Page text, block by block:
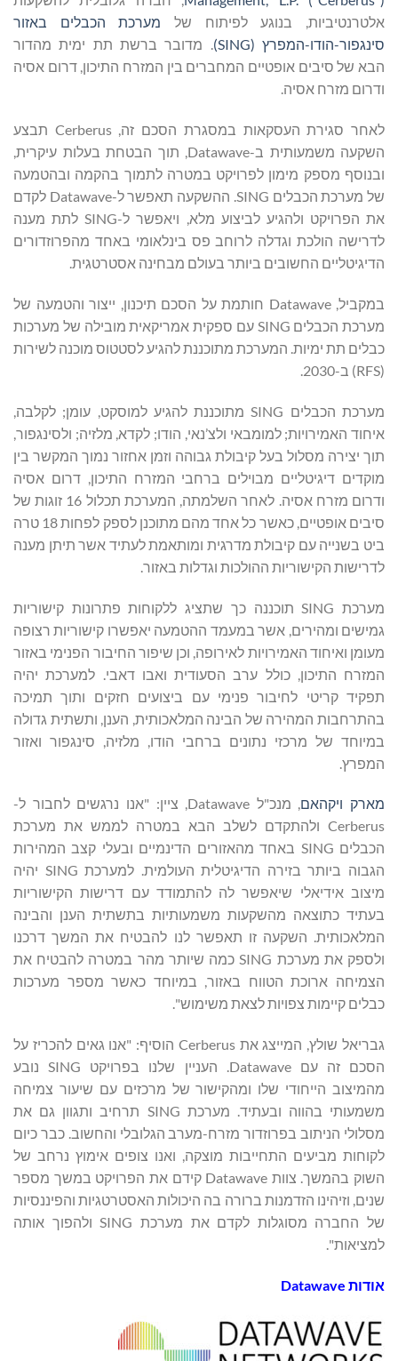
אלטרנטיביות, בנוגע לפיתוח של מערכת הכבלים באזור
סינגפור-הודו-המפרץ (SING)
. מדובר ברשת תת ימית מהדור
הבא של סיבים אופטיים המחברים בין המזרח התיכון, דרום אסיה
ודרום מזרח אסיה.
לאחר סגירת העסקאות במסגרת הסכם זה, Cerberus תבצע
השקעה משמעותית ב-Datawave, תוך הבטחת בעלות עיקרית,
ובנוסף מספק מימון לפרויקט במטרה לתמוך בהקמה ובהטמעה
של מערכת הכבלים SING. ההשקעה תאפשר ל-Datawave לקדם
את הפרויקט ולהגיע לביצוע מלא, ויאפשר ל-SING לתת מענה
לדרישה הולכת וגדלה לרוחב פס בינלאומי באחד מהפרוזדורים
הדיגיטליים החשובים ביותר בעולם מבחינה אסטרטגית.
במקביל, Datawave חותמת על הסכם תיכנון, ייצור והטמעה של
מערכת הכבלים SING עם ספקית אמריקאית מובילה של מערכות
כבלים תת ימיות. המערכת מתוכננת להגיע לסטטוס מוכנה לשירות
(RFS) ב-2030.
מערכת הכבלים SING מתוכננת להגיע למוסקט, עומן; לקלבה,
איחוד האמירויות; למומבאי ולצ’נאי, הודו; לקדא, מלזיה; ולסינגפור,
תוך יצירה מסלול בעל קיבולת גבוהה וזמן אחזור נמוך המקשר בין
מוקדים דיגיטליים מבוילים ברחבי המזרח התיכון, דרום אסיה
ודרום מזרח אסיה. לאחר השלמתה, המערכת תכלול 16 זוגות של
סיבים אופטיים, כאשר כל אחד מהם מתוכנן לספק לפחות 18 טרה
ביט בשנייה עם קיבולת מדרגית ומותאמת לעתיד אשר תיתן מענה
לדרישות הקישוריות ההולכות וגדלות באזור.
מערכת SING תוכננה כך שתציג ללקוחות פתרונות קישוריות
גמישים ומהירים, אשר במעמד ההטמעה יאפשרו קישוריות רצופה
מעומן ואיחוד האמירויות לאירופה, וכן שיפור החיבור הפנימי באזור
המזרח התיכון, כולל ערב הסעודית ואבו דאבי. למערכת יהיה
תפקיד קריטי לחיבור פנימי עם ביצועים חזקים ותוך תמיכה
בהתרחבות המהירה של הבינה המלאכותית, הענן, ותשתית גדולה
במיוחד של מרכזי נתונים ברחבי הודו, מלזיה, סינגפור ואזור
המפרץ.
מארק ויקהאם
, מנכ"ל Datawave, ציין: "אנו נרגשים לחבור ל-
Cerberus ולהתקדם לשלב הבא במטרה לממש את מערכת
הכבלים SING באחד מהאזורים הדינמיים ובעלי קצב המהירות
הגבוה ביותר בזירה הדיגיטלית העולמית. למערכת SING יהיה
מיצוב אידיאלי שיאפשר לה להתמודד עם דרישות הקישוריות
בעתיד כתוצאה מהשקעות משמעותיות בתשתית הענן והבינה
המלאכותית. השקעה זו תאפשר לנו להבטיח את המשך דרכנו
ולספק את מערכת SING כמה שיותר מהר במטרה להבטיח את
הצמיחה ארוכת הטווח באזור, במיוחד כאשר מספר מערכות
כבלים קיימות צפויות לצאת משימוש".
גבריאל שולץ, המייצג את Cerberus הוסיף: "אנו גאים להכריז על
הסכם זה עם Datawave. העניין שלנו בפרויקט SING נובע
מהמיצוב הייחודי שלו ומהקישור של מרכזים עם שיעור צמיחה
משמעותי בהווה ובעתיד. מערכת SING תרחיב ותגוון גם את
מסלולי הניתוב בפרוזדור מזרח-מערב הגלובלי והחשוב. כבר כיום
לקוחות מביעים התחייבות מוצקה, ואנו צופים אימוץ נרחב של
השוק בהמשך. צוות Datawave קידם את הפרויקט במשך מספר
שנים, וזיהינו הזדמנות ברורה בה היכולות האסטרטגיות והפיננסיות
של החברה מסוגלות לקדם את מערכת SING ולהפוך אותה
למציאות".
אודות Datawave